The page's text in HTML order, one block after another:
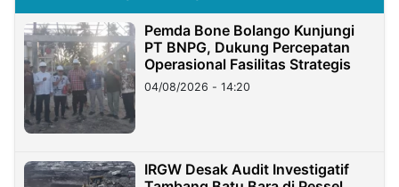
Pemda Bone Bolango Kunjungi
PT BNPG, Dukung Percepatan
Operasional Fasilitas Strategis
04/08/2026 - 14:20
IRGW Desak Audit Investigatif